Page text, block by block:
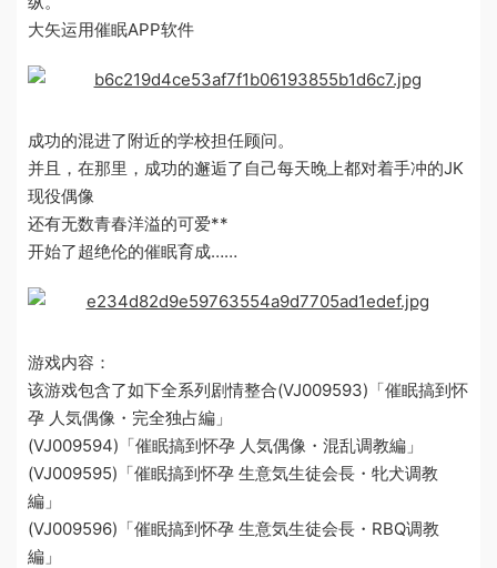
大矢运用催眠APP软件
成功的混进了附近的学校担任顾问。
并且，在那里，成功的邂逅了自己每天晚上都对着手冲的JK
现役偶像
还有无数青春洋溢的可爱**
开始了超绝伦的催眠育成……
游戏内容：
该游戏包含了如下全系列剧情整合(VJ009593)「催眠搞到怀
孕 人気偶像・完全独占編」
(VJ009594)「催眠搞到怀孕 人気偶像・混乱调教編」
(VJ009595)「催眠搞到怀孕 生意気生徒会長・牝犬调教
編」
(VJ009596)「催眠搞到怀孕 生意気生徒会長・RBQ调教
編」